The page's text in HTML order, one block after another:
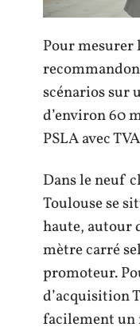
Pour mesurer
scénarios sur
d’environ 60
PSLA avec
Dans le neuf
Toulouse se
haute, autour
mètre carré
promoteur.
d’acquisition
facilement un